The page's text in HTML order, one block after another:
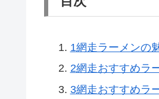
1網走ラーメンの
2網走おすすめラ
3網走おすすめラ